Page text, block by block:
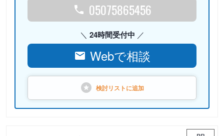
05075865456
24時間受付中
Webで相談
検討リストに追加